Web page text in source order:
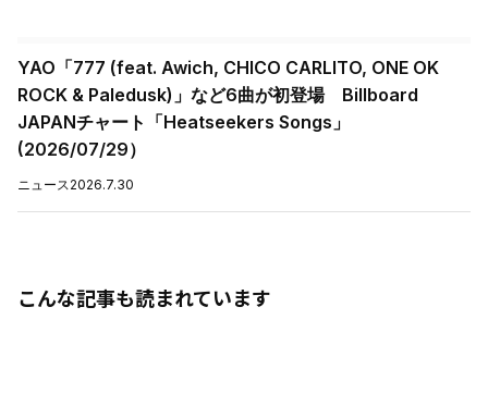
YAO「777 (feat. Awich, CHICO CARLITO, ONE OK
ROCK & Paledusk)」など6曲が初登場 Billboard
JAPANチャート「Heatseekers Songs」
(2026/07/29）
ニュース2026.7.30
こんな記事も読まれています